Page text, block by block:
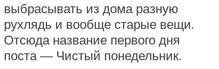
выбрасывать из дома разную
рухлядь и вообще старые вещи.
Отсюда название первого дня
поста — Чистый понедельник.